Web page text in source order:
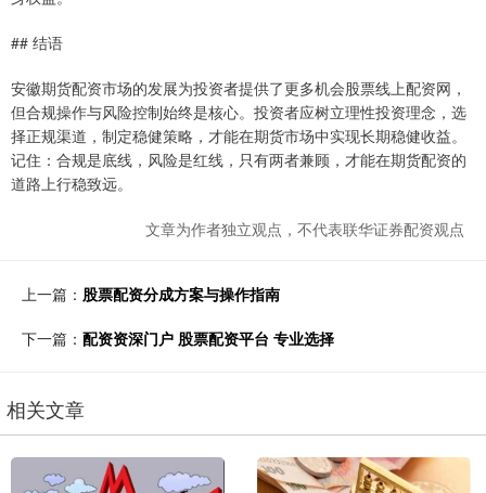
## 结语
安徽期货配资市场的发展为投资者提供了更多机会股票线上配资网，
但合规操作与风险控制始终是核心。投资者应树立理性投资理念，选
择正规渠道，制定稳健策略，才能在期货市场中实现长期稳健收益。
记住：合规是底线，风险是红线，只有两者兼顾，才能在期货配资的
道路上行稳致远。
文章为作者独立观点，不代表联华证券配资观点
上一篇： 股票配资分成方案与操作指南
下一篇： 配资资深门户 股票配资平台 专业选择
相关文章